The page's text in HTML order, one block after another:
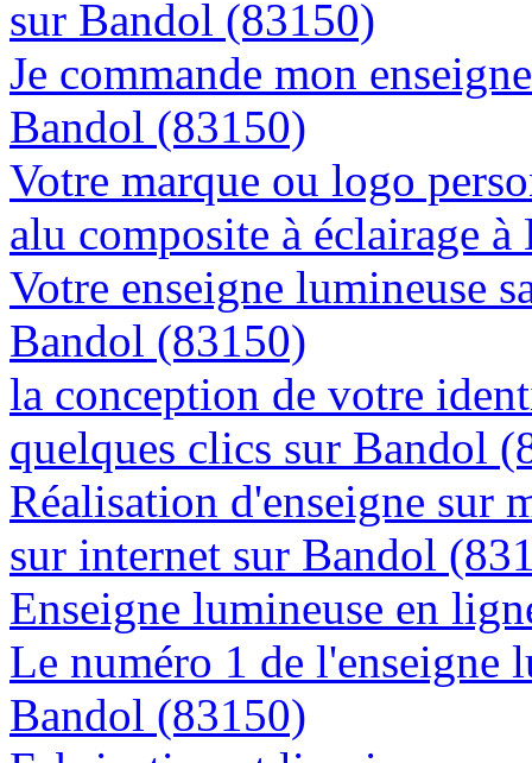
sur Bandol (83150)
Je commande mon
Bandol (83150)
Votre marque ou logo
alu composite à éclairage
Votre enseigne lumineuse
Bandol (83150)
la conception de votre
quelques clics sur Bandol
Réalisation d'enseigne sur
sur internet sur Bandol
Enseigne lumineuse en
Le numéro 1 de l'enseigne
Bandol (83150)